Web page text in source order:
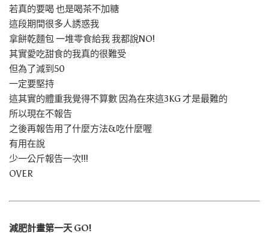
若真的要喝 也是喝茶不加糖
這段期間很多人誘惑我
拿餅乾麵包 一堆零食給我 我都說NO!
其實愛吃甜食的我真的很難受
但為了減到50
一定要堅持
這其實的體重我覺得不算數 因為在來這3KG 才是最難的
所以現在不報告
之後再報告用了什麼方法&吃什麼喔
有用在說
少一公斤報告一次!!!
OVER
減肥計畫第一天 GO!